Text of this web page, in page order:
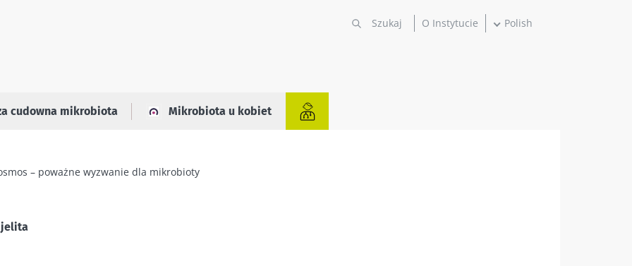
O Instytucie Polish
cudowna mikrobiota Mikrobiota u kobiet
– poważne wyzwanie dla mikrobioty
jelita